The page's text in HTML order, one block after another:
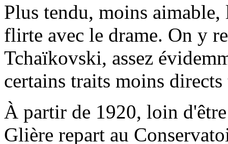
Plus tendu, moins
flirte avec le drame. On y
Tchaïkovski, assez
certains traits moins
À partir de 1920, loin
Glière repart au